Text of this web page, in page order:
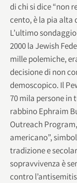
di chi si dice “non
cento, è la pia alta
L’ultimo
2000 la Jewish
mille polemiche,
decisione di non
demoscopico. Il
70 mila persone in
rabbino Ephraim
Outreach
americano”,
tradizione e
sopravvivenza è
contro